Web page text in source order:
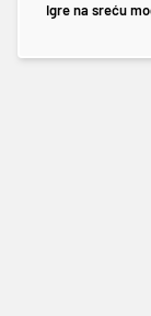
Igre na sreću